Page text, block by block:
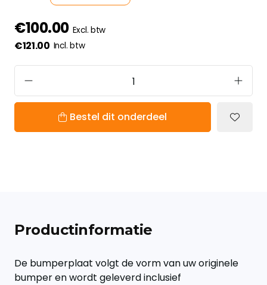
€100.00 Excl. btw
€121.00 Incl. btw
Bestel dit onderdeel
Productinformatie
De bumperplaat volgt de vorm van uw originele
bumper en wordt geleverd inclusief